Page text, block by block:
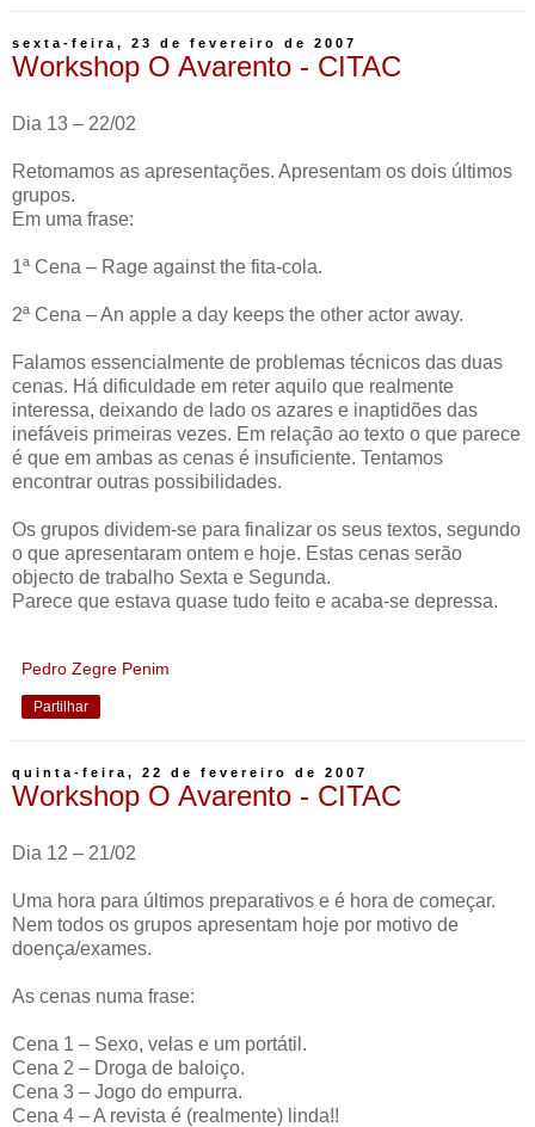
sexta-feira, 23 de fevereiro de 2007
Workshop O Avarento - CITAC
Dia 13 – 22/02
Retomamos as apresentações. Apresentam os dois últimos
grupos.
Em uma frase:
1ª Cena – Rage against the fita-cola.
2ª Cena – An apple a day keeps the other actor away.
Falamos essencialmente de problemas técnicos das duas
cenas. Há dificuldade em reter aquilo que realmente
interessa, deixando de lado os azares e inaptidões das
inefáveis primeiras vezes. Em relação ao texto o que parece
é que em ambas as cenas é insuficiente. Tentamos
encontrar outras possibilidades.
Os grupos dividem-se para finalizar os seus textos, segundo
o que apresentaram ontem e hoje. Estas cenas serão
objecto de trabalho Sexta e Segunda.
Parece que estava quase tudo feito e acaba-se depressa.
Pedro Zegre Penim
Partilhar
quinta-feira, 22 de fevereiro de 2007
Workshop O Avarento - CITAC
Dia 12 – 21/02
Uma hora para últimos preparativos e é hora de começar.
Nem todos os grupos apresentam hoje por motivo de
doença/exames.
As cenas numa frase:
Cena 1 – Sexo, velas e um portátil.
Cena 2 – Droga de baloiço.
Cena 3 – Jogo do empurra.
Cena 4 – A revista é (realmente) linda!!